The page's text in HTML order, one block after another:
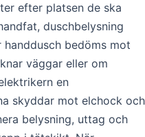
efter platsen de ska
duschbelysning
bedöms mot
väggar eller om
en
skyddar mot elchock och
belysning, uttag och